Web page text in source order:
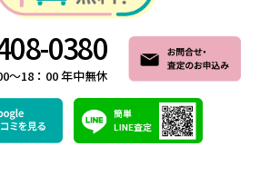
0380
～18：00 年中無休